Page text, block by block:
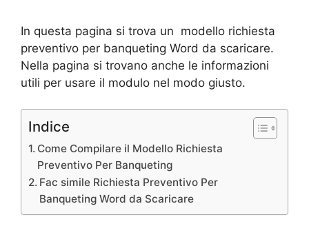
In questa pagina si trova un modello richiesta
preventivo per banqueting Word da scaricare.
Nella pagina si trovano anche le informazioni
utili per usare il modulo nel modo giusto.
Indice
Come Compilare il Modello Richiesta
Preventivo Per Banqueting
Fac simile Richiesta Preventivo Per
Banqueting Word da Scaricare